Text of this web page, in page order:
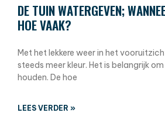
DE TUIN WATERGEVEN;
HOE VAAK?
Met het lekkere weer in het
steeds meer kleur. Het is belangrijk
houden. De hoe
LEES VERDER »